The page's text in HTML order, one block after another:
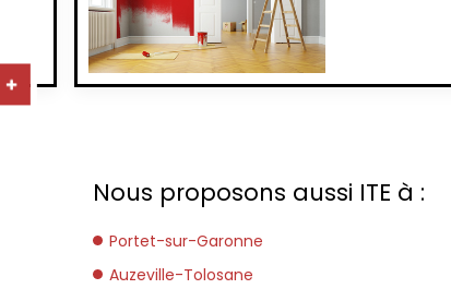
Nous proposons aussi ITE à :
Portet-sur-Garonne
Auzeville-Tolosane